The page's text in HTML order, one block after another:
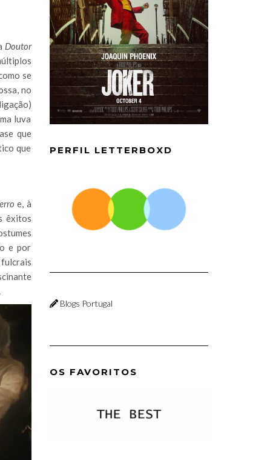
Doutor
se
no
luva
que
que
e, à
êxitos
e por
PERFIL LETTERBOXD
Blogs Portugal
OS FAVORITOS